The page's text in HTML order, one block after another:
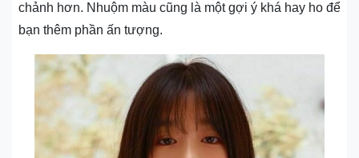
chảnh hơn. Nhuộm màu cũng là một gợi ý khá hay ho để
bạn thêm phần ấn tượng.